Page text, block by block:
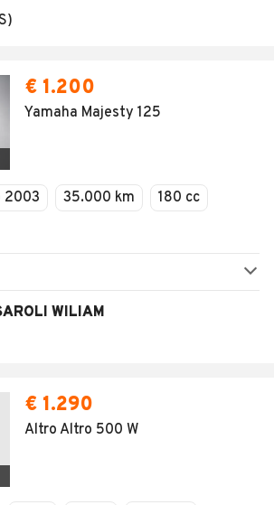
€ 1.200
Yamaha Majesty 125
2003 35.000 km
180 cc
WILIAM
€ 1.290
Altro Altro 500 W